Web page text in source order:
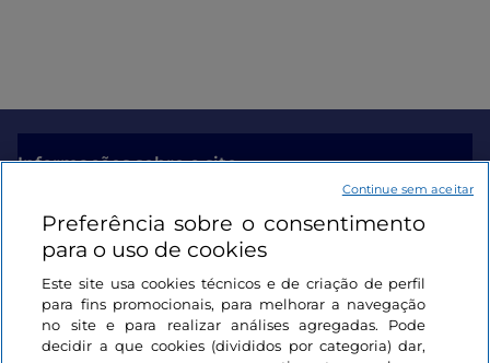
Informações sobre o site
Ligações úteis
Iniciar sessão
Mantenha-se em contacto
Preferência sobre o consentimento
para o uso de cookies
Este site usa cookies técnicos e de criação de perfil
para fins promocionais, para melhorar a navegação
no site e para realizar análises agregadas. Pode
decidir a que cookies (divididos por categoria) dar,
Continue sem aceitar